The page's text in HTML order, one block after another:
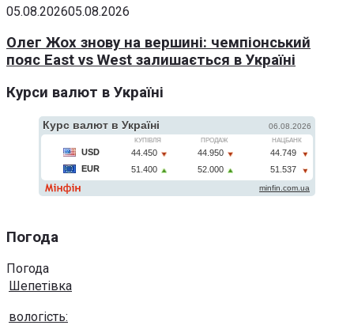
05.08.202605.08.2026
Олег Жох знову на вершині: чемпіонський
пояс East vs West залишається в Україні
Курси валют в Україні
Погода
Погода
Шепетівка
вологість: